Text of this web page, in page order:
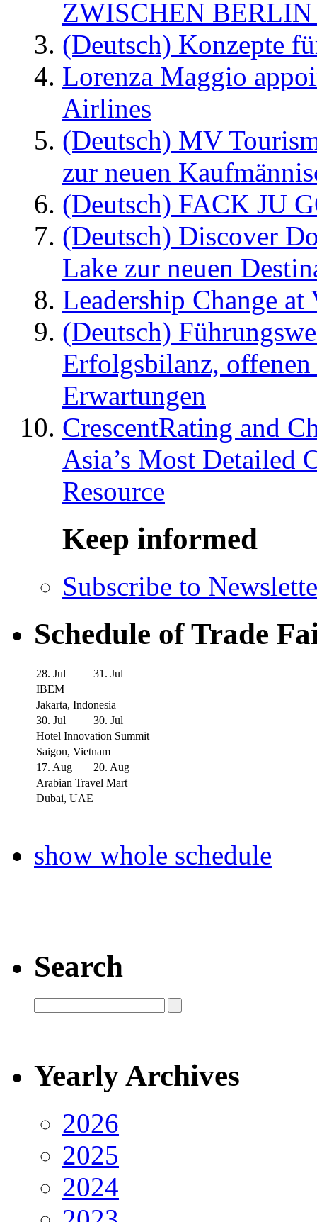
ZWISCHEN
(Deutsch) Konzepte
Lorenza Maggio
Airlines
(Deutsch) MV
zur neuen
(Deutsch) FACK JU
(Deutsch) Discover
Lake zur neuen
Leadership Change
(Deutsch)
Erfolgsbilanz,
Erwartungen
CrescentRating and
Asia’s Most Detailed
Resource
Keep informed
Subscribe to
Schedule of Trade
28. Jul
31. Jul
IBEM
Jakarta, Indonesia
30. Jul
30. Jul
Hotel Innovation Summit
Saigon, Vietnam
17. Aug
20. Aug
Arabian Travel Mart
Dubai, UAE
show whole schedule
Search
Yearly Archives
2026
2025
2024